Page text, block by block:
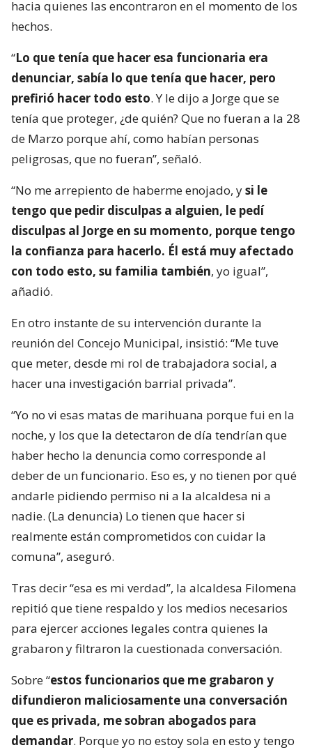
hacia quienes las encontraron en el momento de los
hechos.
“Lo que tenía que hacer esa funcionaria era
denunciar, sabía lo que tenía que hacer, pero
prefirió hacer todo esto. Y le dijo a Jorge que se
tenía que proteger, ¿de quién? Que no fueran a la 28
de Marzo porque ahí, como habían personas
peligrosas, que no fueran”, señaló.
“No me arrepiento de haberme enojado, ysi le
tengo que pedir disculpas a alguien, le pedí
disculpas al Jorge en su momento, porque tengo
la confianza para hacerlo. Él está muy afectado
con todo esto, su familia también, yo igual”,
añadió.
En otro instante de su intervención durante la
reunión del Concejo Municipal, insistió: “Me tuve
que meter, desde mi rol de trabajadora social, a
hacer una investigación barrial privada”.
“Yo no vi esas matas de marihuana porque fui en la
noche, y los que la detectaron de día tendrían que
haber hecho la denuncia como corresponde al
deber de un funcionario. Eso es, y no tienen por qué
andarle pidiendo permiso ni a la alcaldesa ni a
nadie. (La denuncia) Lo tienen que hacer si
realmente están comprometidos con cuidar la
comuna”, aseguró.
Tras decir “esa es mi verdad”, la alcaldesa Filomena
repitió que tiene respaldo y los medios necesarios
para ejercer acciones legales contra quienes la
grabaron y filtraron la cuestionada conversación.
Sobre “estos funcionarios que me grabaron y
difundieron maliciosamente una conversación
que es privada, me sobran abogados para
demandar. Porque yo no estoy sola en esto y tengo